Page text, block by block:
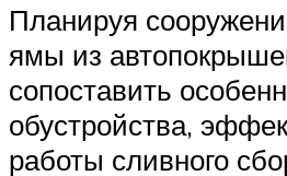
Планируя
ямы из
сопоставить
обустройства,
работы сливного